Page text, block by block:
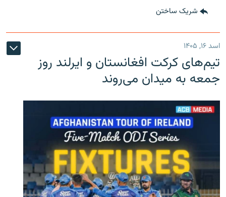
شریک ساختن
اسد ۱۶, ۱۴۰۵
تیم‌های کرکت افغانستان و ایرلند روز
جمعه به میدان می‌روند